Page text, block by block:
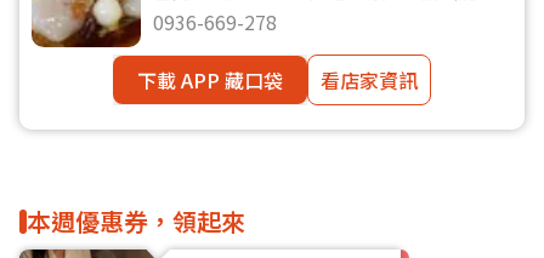
商場美食廣場內）
0936-669-278
下載 APP 藏口袋
看店家資訊
本週優惠券，領起來